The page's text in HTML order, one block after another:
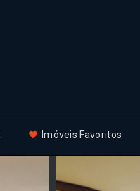
Imóveis Favoritos